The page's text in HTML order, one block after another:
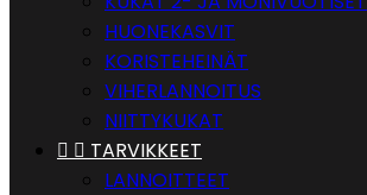
HUONEKASVIT
KORISTEHEINÄT
VIHERLANNOITUS
NIITTYKUKAT
  TARVIKKEET
LANNOITTEET